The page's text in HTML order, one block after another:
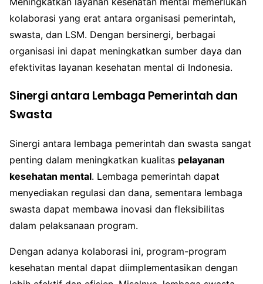
kolaborasi yang erat antara organisasi pemerintah,
swasta, dan LSM. Dengan bersinergi, berbagai
organisasi ini dapat meningkatkan sumber daya dan
efektivitas layanan kesehatan mental di Indonesia.
Sinergi antara Lembaga Pemerintah dan
Swasta
Sinergi antara lembaga pemerintah dan swasta sangat
penting dalam meningkatkan kualitas pelayanan
kesehatan mental. Lembaga pemerintah dapat
menyediakan regulasi dan dana, sementara lembaga
swasta dapat membawa inovasi dan fleksibilitas
dalam pelaksanaan program.
Dengan adanya kolaborasi ini, program-program
kesehatan mental dapat diimplementasikan dengan